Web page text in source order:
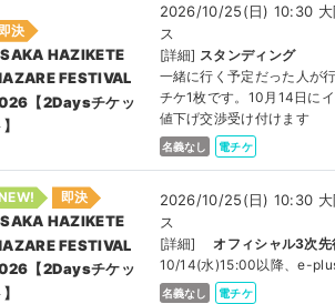
決
HAZIKETE
FESTIVAL
【2Daysチケッ
2026/10/25(日) 10:30 大
ス
[詳細] スタンディング
一緒に行く予定だった人が
チケ1枚です。10月14日に
値下げ交渉受け付けます
名義なし 電チケ
即決
HAZIKETE
FESTIVAL
【2Daysチケッ
2026/10/25(日) 10:30 大
ス
[詳細]
オフィシャル3次先
10/14(水)15:00以降、e-
名義なし 電チケ